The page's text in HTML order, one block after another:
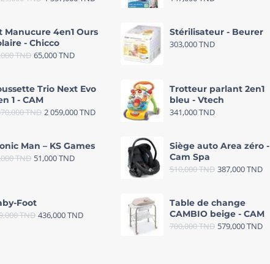
Manucure 4en1 Ours
- Chicco
TND 65,000TND
Trio Next Evo
1 - CAM
TND 2 059,000TND
Man – KS Games
TND 51,000TND
Foot
TND 436,000TND
Stérilisateur - Beurer
303,000TND
Trotteur parlant 2en1
bleu - Vtech
341,000TND
Siège auto Area zéro -
Cam Spa
510,000TND 387,000TND
Table de change
CAMBIO beige - CAM
700,000TND 579,000TND